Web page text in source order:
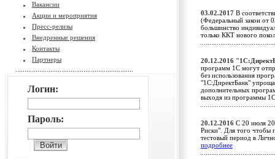
Вакансии
Акции и мероприятия
Пресс-релизы
Внедренные решения
Контакты
Партнеры
Логин:
Пароль:
03.02.2017 В
(Федеральный закон от
большинство
только ККТ нового
20.12.2016
программ 1С могут
без использования
"1С:ДиректБанк"
дополнительных
выходя из программы
20.12.2016 С 20 июля
Риски". Для того чтобы
тестовый период в
подробнее